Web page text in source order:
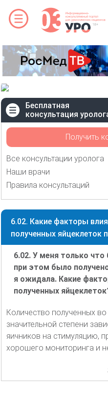
Бесплатная
консультация
Получить
Все консультации уролога
Наши врачи
Правила консультаций
6.02. Какие факторы
полученных яйцеклеток
6.02. У меня только что
при этом было
я ожидала. Какие
полученных
Количество полученных
значительной степени
яичников на стимуляцию,
хорошего мониторинга и